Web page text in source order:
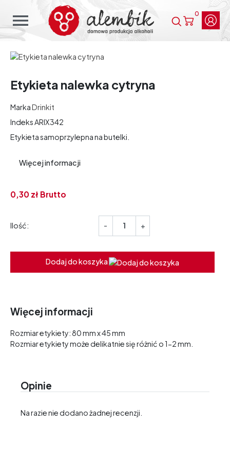
menu 0
Etykieta nalewka cytryna
MarkaDrinkit
IndeksARIX342
Etykieta samoprzylepna na butelki.
Więcej informacji
0, 30 zł Brutto
Ilość: - +
Dodaj do koszyka
Więcej informacji
Rozmiar etykiety: 80 mm x 45 mm
Rozmiar etykiety może delikatnie się różnić o 1-2 mm.
Opinie
Na razie nie dodano żadnej recenzji.